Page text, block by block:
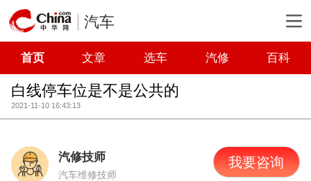
汽车
首页 文章 选车 汽修 百科
白线停车位是不是公共的
2021-11-10 16:43:13
汽修技师
汽车维修技师
我要咨询